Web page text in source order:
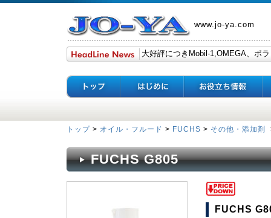
www.jo-ya.com
トップ > オイル・フルード > FUCHS > その他・添加剤
FUCHS G805
FUCHS